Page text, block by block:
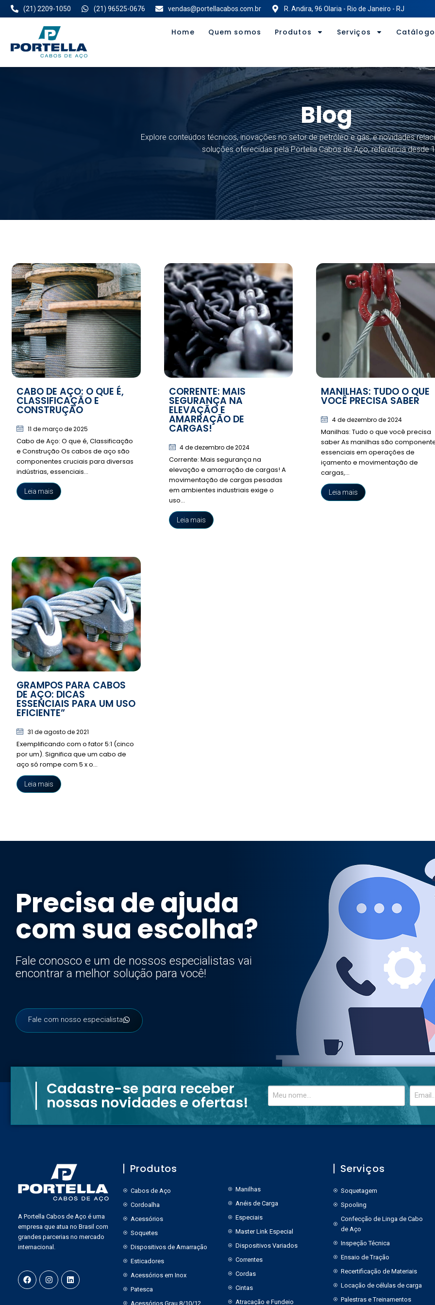
(21) 2209-1050 (21) 96525-0676 vendas@portellacabos.com.br R. Andira, 96 Olaria - Rio de Janeiro - RJ
Home Quem somos Produtos Serviços Catálogo
Blog
Explore conteúdos técnicos, inovações no setor de petróleo e gás, e novidades
soluções oferecidas pela Portella Cabos de Aço, referência desde
CABO DE AÇO: O QUE É,
CLASSIFICAÇÃO E
CONSTRUÇÃO
11 de março de 2025
Cabo de Aço: O que é, Classificação
e Construção Os cabos de aço são
componentes cruciais para diversas
indústrias, essenciais...
Leia mais
CORRENTE: MAIS
SEGURANÇA NA
ELEVAÇÃO E
AMARRAÇÃO DE
CARGAS!
4 de dezembro de 2024
Corrente: Mais segurança na
elevação e amarração de cargas! A
movimentação de cargas pesadas
em ambientes industriais exige o
uso...
Leia mais
MANILHAS: TUDO O QUE
VOCÊ PRECISA SABER
4 de dezembro de 2024
Manilhas: Tudo o que você precisa
saber As manilhas são
essenciais em operações de
içamento e movimentação de
cargas,...
Leia mais
GRAMPOS PARA CABOS
DE AÇO: DICAS
ESSENCIAIS PARA UM USO
EFICIENTE”
31 de agosto de 2021
Exemplificando com o fator 5:1 (cinco
por um). Significa que um cabo de
aço só rompe com 5 x o...
Leia mais
Precisa de ajuda
com sua escolha?
Fale conosco e um de nossos especialistas vai
encontrar a melhor solução para você!
Fale com nosso especialista
Cadastre-se para receber
nossas novidades e ofertas!
A Portella Cabos de Aço é uma
empresa que atua no Brasil com
grandes parcerias no mercado
internacional.
Produtos
Cabos de Aço
Cordoalha
Acessórios
Soquetes
Dispositivos de Amarração
Esticadores
Acessórios em Inox
Patesca
Acessórios Grau 8/10/12
Manilhas
Anéis de Carga
Especiais
Master Link Especial
Dispositivos Variados
Correntes
Cordas
Cintas
Atracação e Fundeio
Serviços
Soquetagem
Spooling
Confecção de Linga de Cabo
de Aço
Inspeção Técnica
Ensaio de Tração
Recertificação de Materiais
Locação de células de carga
Palestras e Treinamentos